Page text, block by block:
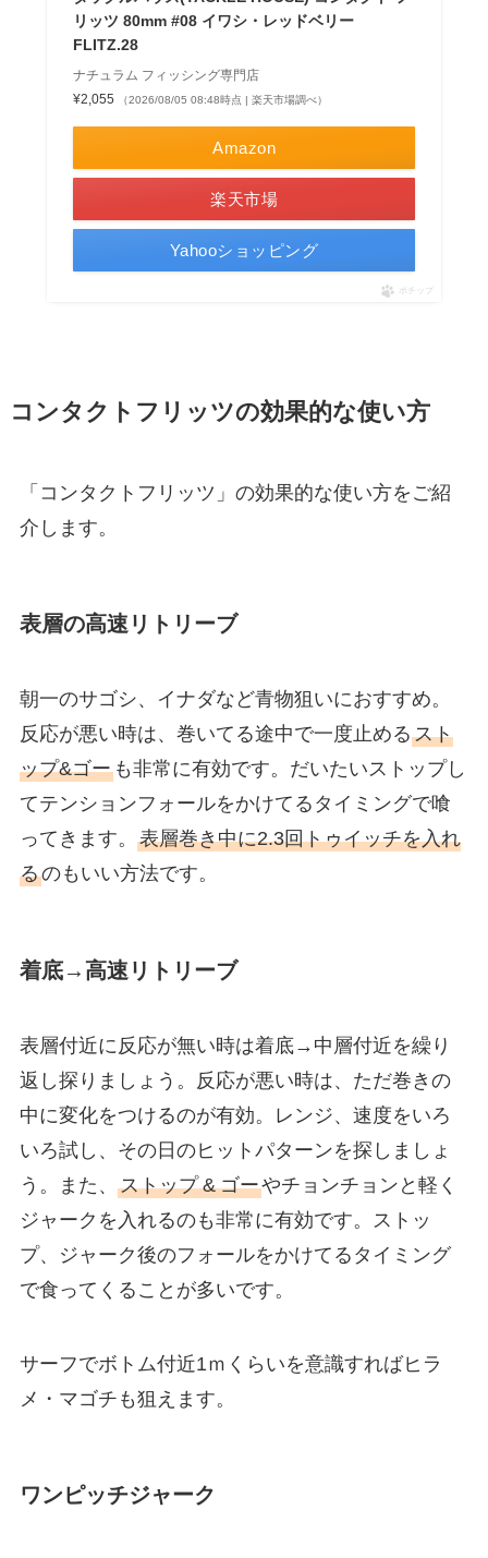
リッツ 80mm #08 イワシ・レッドベリー
FLITZ.28
ナチュラム フィッシング専門店
¥2,055
（2026/08/05 08:48時点 | 楽天市場調べ）
Amazon
楽天市場
Yahooショッピング
ポチップ
コンタクトフリッツの効果的な使い方
「コンタクトフリッツ」の効果的な使い方をご紹
介します。
表層の高速リトリーブ
朝一のサゴシ、イナダなど青物狙いにおすすめ。
反応が悪い時は、巻いてる途中で一度止めるスト
ップ&ゴーも非常に有効です。だいたいストップし
てテンションフォールをかけてるタイミングで喰
ってきます。 表層巻き中に2.3回トゥイッチを入れ
るのもいい方法です。
着底→高速リトリーブ
表層付近に反応が無い時は着底→中層付近を繰り
返し探りましょう。反応が悪い時は、ただ巻きの
中に変化をつけるのが有効。レンジ、速度をいろ
いろ試し、その日のヒットパターンを探しましょ
う。また、 ストップ & ゴーやチョンチョンと軽く
ジャークを入れるのも非常に有効です。ストッ
プ、ジャーク後のフォールをかけてるタイミング
で食ってくることが多いです。
サーフでボトム付近1ｍくらいを意識すればヒラ
メ・マゴチも狙えます。
ワンピッチジャーク